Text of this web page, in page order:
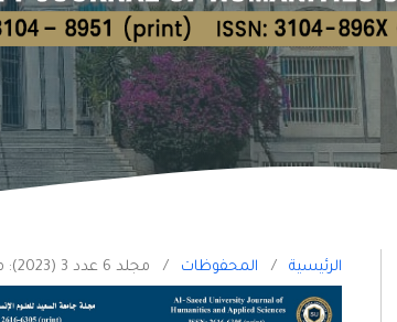
الرئيسية / المحفوظات / مجلد 6 عدد 3 (2023): مجلة جامعة السعيد للعلوم الإنسانية والتطبيقية